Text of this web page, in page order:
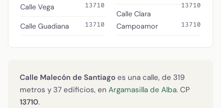
Calle Vega 13710
Calle Guadiana 13710
13710
Calle Clara
Campoamor
13710
Calle Malecón de Santiago es una calle, de 319
metros y 37 edificios, en Argamasilla de Alba. CP
13710.